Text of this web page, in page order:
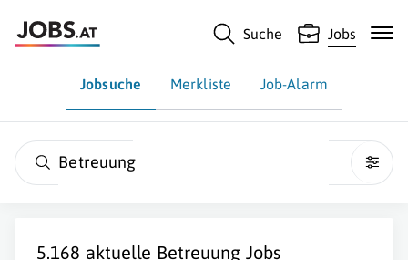
Suche Jobs
Jobsuche Merkliste Job-Alarm
Betreuung
5.168 aktuelle Betreuung Jobs